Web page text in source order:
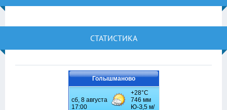
СТАТИСТИКА
Голышманово